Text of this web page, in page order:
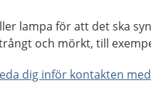
lampa för att det ska
och mörkt, till
dig inför kontakten